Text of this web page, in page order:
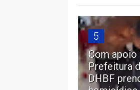
5
Com apoio
Prefeitura
DHBF